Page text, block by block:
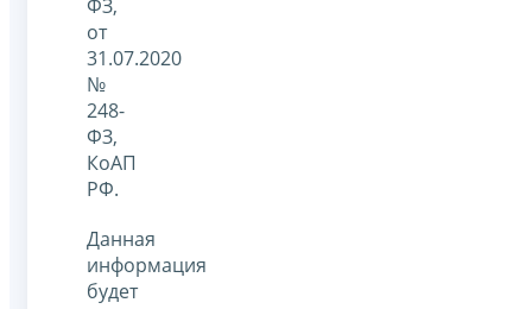
ФЗ,
от
31.07.2020
№
248-
ФЗ,
КоАП
РФ.
Данная
информация
будет